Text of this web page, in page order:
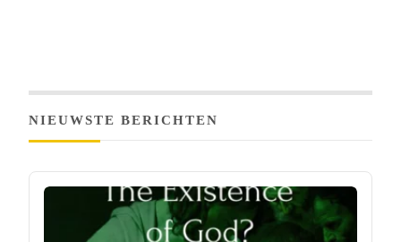
NIEUWSTE BERICHTEN